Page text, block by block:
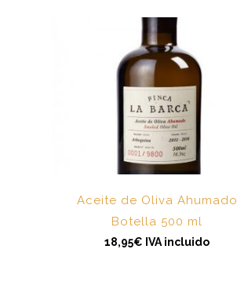
Aceite de Oliva Ahumado
Botella 500 ml
18,95€ IVA incluido